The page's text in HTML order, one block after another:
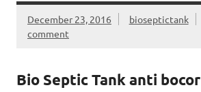
December 23, 2016 bioseptictank
comment
Bio Septic Tank anti bocor